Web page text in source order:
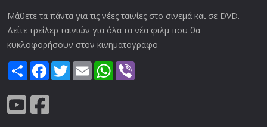
Μάθετε τα πάντα για τις νέες ταινίες στο σινεμά και σε DVD.
Δείτε τρείλερ ταινιών για όλα τα νέα φιλμ που θα
κυκλοφορήσουν στον κινηματογράφο
ShareFacebook
TwitterEmail WhatsApp